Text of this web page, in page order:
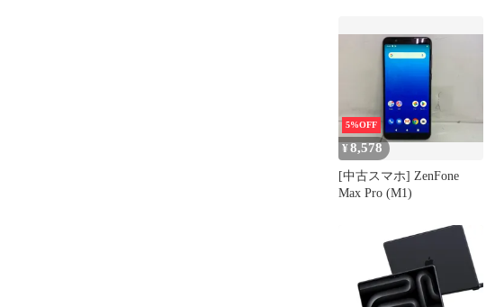
5%OFF
¥8,578
[中古スマホ] ZenFone
Max Pro (M1)